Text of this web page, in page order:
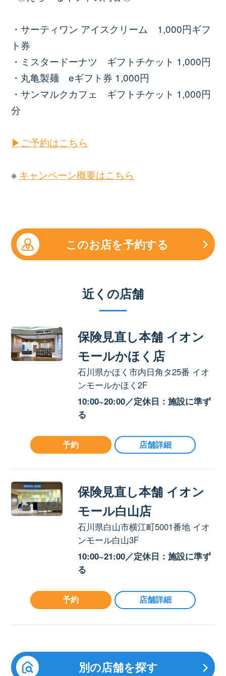
・サーティワン アイスクリーム 1,000円ギフ
ト券
・ミスタードーナツ ギフトチケット 1,000円
・丸亀製麺 eギフト券 1,000円
・サンマルクカフェ ギフトチケット 1,000円
分
▶ご予約はこちら
※ キャンペーン概要はこちら
このお店を予約する
近くの店舗
保険見直し本舗 イオン
モールかほく店
石川県かほく市内日角タ25番 イオ
ンモールかほく2F
10:00~20:00／定休日：施設に準ず
る
店舗詳細
予約
保険見直し本舗 イオン
モール白山店
石川県白山市横江町5001番地 イオ
ンモール白山3F
10:00~21:00／定休日：施設に準ず
る
店舗詳細
予約
別の店舗を探す